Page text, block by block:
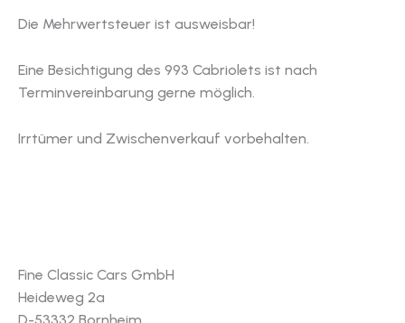
Die Mehrwertsteuer ist ausweisbar!
Eine Besichtigung des 993 Cabriolets ist nach
Terminvereinbarung gerne möglich.
Irrtümer und Zwischenverkauf vorbehalten.
Fine Classic Cars GmbH
Heideweg 2a